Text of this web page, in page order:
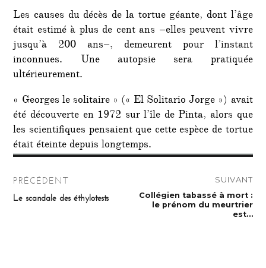
Les causes du décès de la tortue géante, dont l’âge
était estimé à plus de cent ans –elles peuvent vivre
jusqu’à 200 ans–, demeurent pour l’instant
inconnues. Une autopsie sera pratiquée
ultérieurement.
« Georges le solitaire » (« El Solitario Jorge ») avait
été découverte en 1972 sur l’île de Pinta, alors que
les scientifiques pensaient que cette espèce de tortue
était éteinte depuis longtemps.
de
PRÉCÉDENT
Publication
Le scandale des éthylotests
SUIVANT
Publication
suivante :
Collégien tabassé à mort :
le prénom du meurtrier
est…